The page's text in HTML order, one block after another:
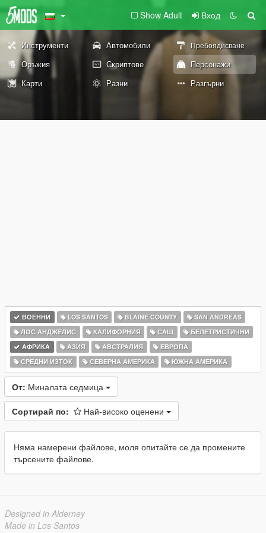
Show Adult Вход
Инструменти Автомобили Пребоядисване
Оръжия Скриптове
Персонажи
Карти
Разни Разгърни
ВОЕННИ LOS SANTOS BLAINE COUNTY
SAN ANDREAS
ЛОС АНДЖЕЛИС
КАЛИФОРНИЯ САЩ
БЕЛЕТРИСТИЧНИ
АФРИКА
АЗИЯ АВСТРАЛИЯ
ЕВРОПА
СРЕДНИ ИЗТОК
СЕВЕРНА АМЕРИКА ЮЖНА АМЕРИКА
От: Миналата седмица
Сортирай по: Най-високо оценени
Няма намерени файлове, моля опитайте се да промените
търсените файлове.
Designed in Alderney
Made in Los Santos